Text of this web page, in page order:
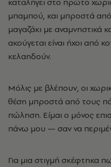
μπαμπού, και μπροστά
μαγαζάκι με αναμνηστικά
ακούγεται είναι ήχοι από
κελαηδούν.
Μόλις με βλέπουν, οι
θέση μπροστά από τους
πώληση. Είμαι ο μόνος
πάνω μου — σαν να
Για μια στιγμή σκέφτηκα